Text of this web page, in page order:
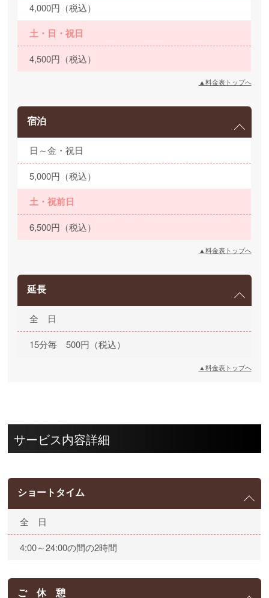
4,000円（税込）
土・日・祝日
4,500円（税込）
▲料金表トップへ
宿泊
日～金・祝日
5,000円（税込）
土・祝前日
6,500円（税込）
▲料金表トップへ
延長
全 日
15分毎 500円（税込）
▲料金表トップへ
サービス内容詳細
ショートタイム
全 日
4:00～24:00の間の2時間
ご 休 憩